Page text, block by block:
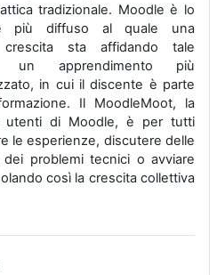
tradizionale. Moodle è lo
più diffuso al quale una
sta affidando tale
un apprendimento più
in cui il discente è parte
Il MoodleMoot, la
utenti di Moodle, è per tutti
le esperienze, discutere delle
problemi tecnici o avviare
così la crescita collettiva